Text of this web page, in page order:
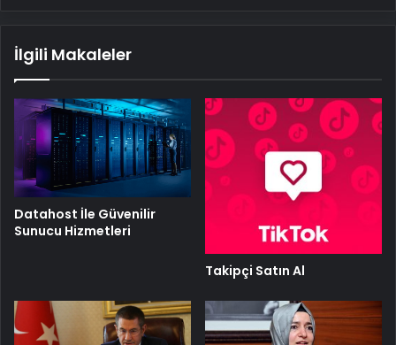
İlgili Makaleler
Datahost İle Güvenilir
Sunucu Hizmetleri
Takipçi Satın Al